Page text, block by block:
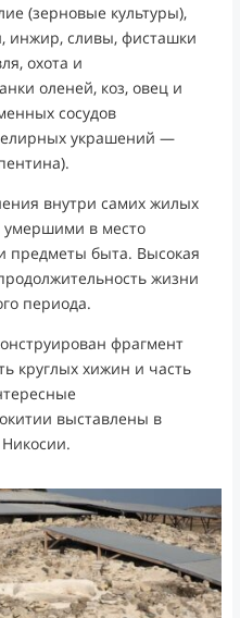
(зерновые культуры),
инжир, сливы, фисташки
охота и
оленей, коз, овец и
сосудов
украшений —
внутри самих жилых
умершими в место
предметы быта. Высокая
жизни
периода.
фрагмент
круглых хижин и часть
выставлены в